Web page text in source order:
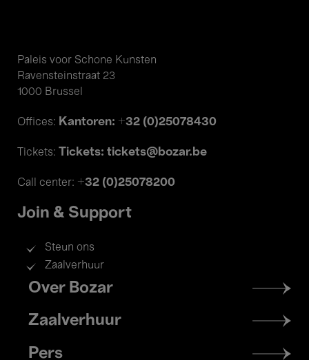
Paleis voor Schone Kunsten
Ravensteinstraat 23
1000 Brussel
Offices: Kantoren: +32 (0)25078430
Tickets: Tickets: tickets@bozar.be
Call center: +32 (0)25078200
Join & Support
Steun ons
Zaalverhuur
Footer
menu
Over Bozar
Zaalverhuur
Pers